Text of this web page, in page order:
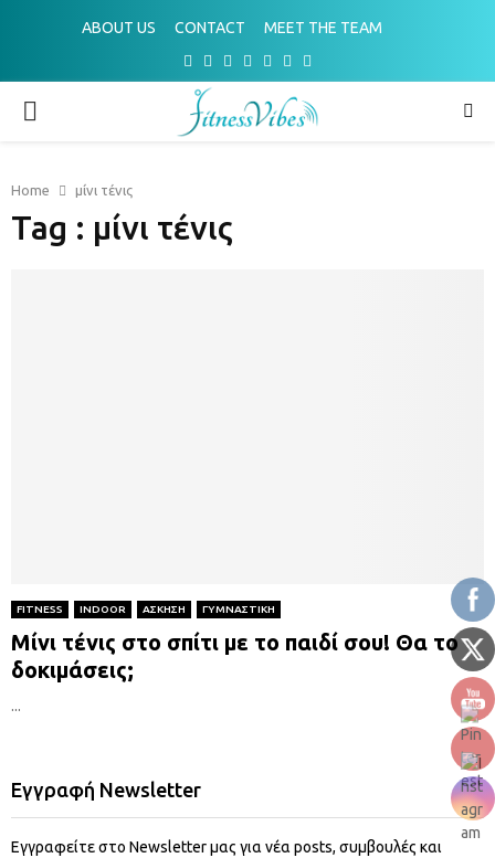
ABOUT US CONTACT
MEET THE TEAM
Facebook
TwitterInstagram
Pinterest
Youtube
Email
PRIMARY
Home μίνι τένις
Tag : μίνι τένις
FITNESS INDOOR ΑΣΚΗΣΗ ΓΥΜΝΑΣΤΙΚΗ
Μίνι τένις στο σπίτι με το παιδί σου! Θα το
δοκιμάσεις;
...
Εγγραφή Newsletter
Εγγραφείτε στο Newsletter μας για νέα posts, συμβουλές και